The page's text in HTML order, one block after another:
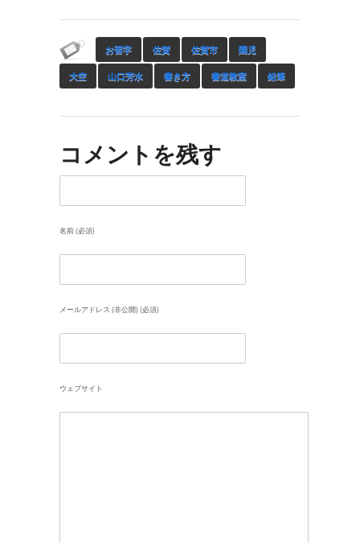
お習字 佐賀 佐賀市 園児
大空 山口芳水 書き方 書道教室 鉛筆
コメントを残す
名前 (必須)
メールアドレス (非公開) (必須)
ウェブサイト